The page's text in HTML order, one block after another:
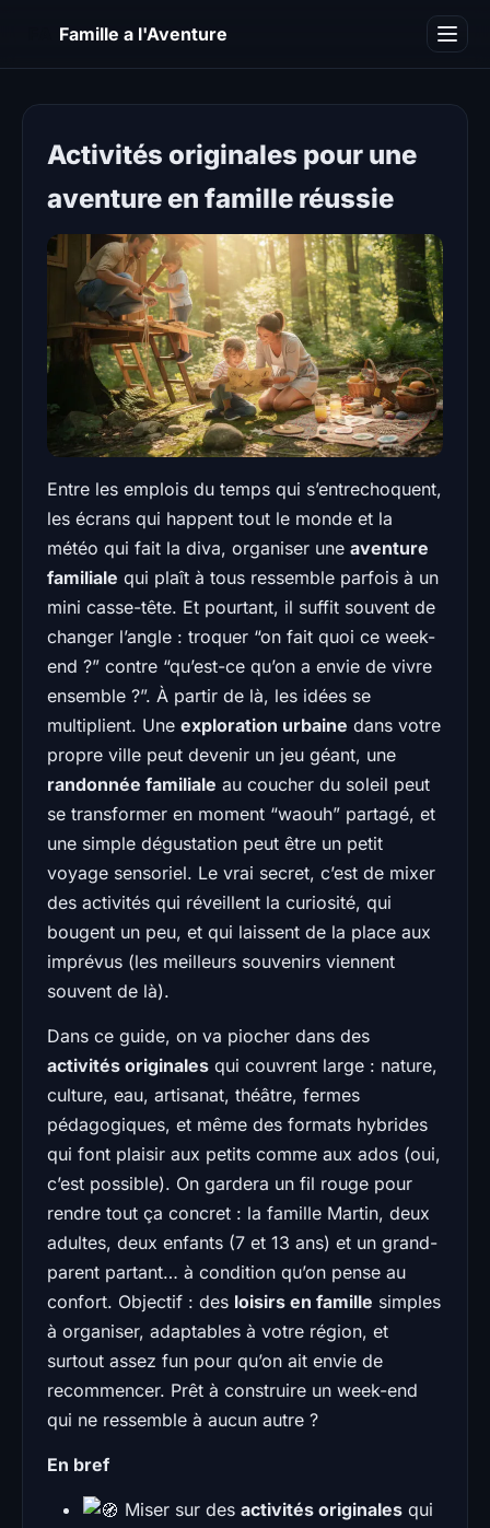
Famille a l'Aventure
Activités originales pour une
aventure en famille réussie
Entre les emplois du temps qui s’entrechoquent,
les écrans qui happent tout le monde et la
météo qui fait la diva, organiser une aventure
familiale qui plaît à tous ressemble parfois à un
mini casse-tête. Et pourtant, il suffit souvent de
changer l’angle : troquer “on fait quoi ce week-
end ?” contre “qu’est-ce qu’on a envie de vivre
ensemble ?”. À partir de là, les idées se
multiplient. Une exploration urbaine dans votre
propre ville peut devenir un jeu géant, une
randonnée familiale au coucher du soleil peut
se transformer en moment “waouh” partagé, et
une simple dégustation peut être un petit
voyage sensoriel. Le vrai secret, c’est de mixer
des activités qui réveillent la curiosité, qui
bougent un peu, et qui laissent de la place aux
imprévus (les meilleurs souvenirs viennent
souvent de là).
Dans ce guide, on va piocher dans des
activités originales qui couvrent large : nature,
culture, eau, artisanat, théâtre, fermes
pédagogiques, et même des formats hybrides
qui font plaisir aux petits comme aux ados (oui,
c’est possible). On gardera un fil rouge pour
rendre tout ça concret : la famille Martin, deux
adultes, deux enfants (7 et 13 ans) et un grand-
parent partant… à condition qu’on pense au
confort. Objectif : des loisirs en famille simples
à organiser, adaptables à votre région, et
surtout assez fun pour qu’on ait envie de
recommencer. Prêt à construire un week-end
qui ne ressemble à aucun autre ?
En bref
Miser sur desactivités originales qui